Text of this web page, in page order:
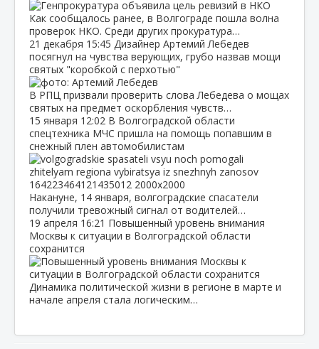
Как сообщалось ранее, в Волгограде пошла волна
проверок НКО. Среди других прокуратура…
21 декабря 15:45 Дизайнер Артемий Лебедев
посягнул на чувства верующих, грубо назвав мощи
святых "коробкой с перхотью"
В РПЦ призвали проверить слова Лебедева о мощах
святых на предмет оскорбления чувств…
15 января 12:02 В Волгоградской области
спецтехника МЧС пришла на помощь попавшим в
снежный плен автомобилистам
Накануне, 14 января, волгоградские спасатели
получили тревожный сигнал от водителей…
19 апреля 16:21 Повышенный уровень внимания
Москвы к ситуации в Волгоградской области
сохранится
Динамика политической жизни в регионе в марте и
начале апреля стала логическим…